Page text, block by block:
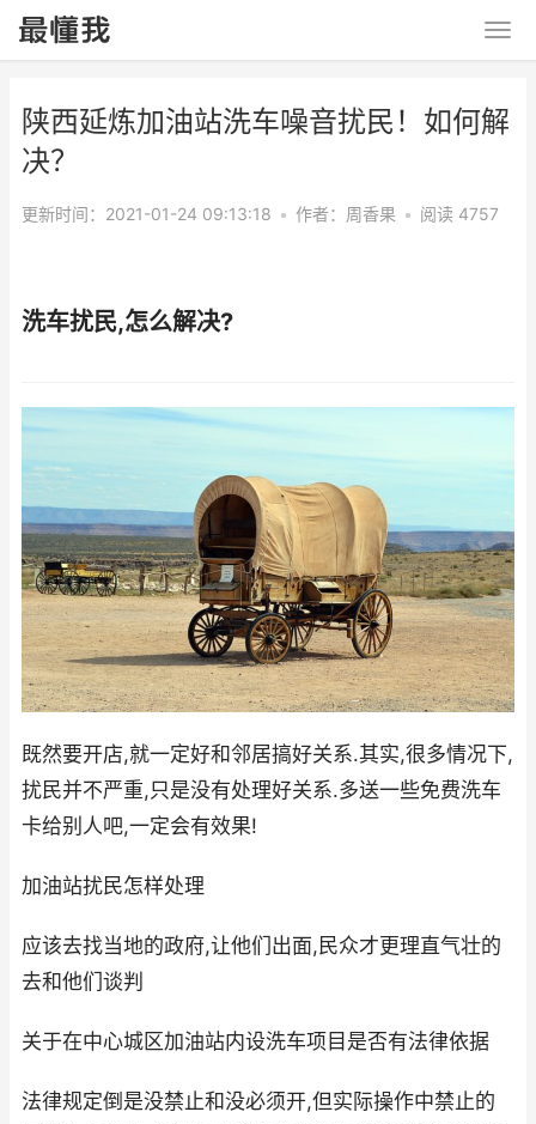
陕西延炼加油站洗车噪音扰民！如何解
决？
更新时间：2021-01-24 09:13:18 • 作者： 周香果 • 阅读 4757
洗车扰民,怎么解决?
既然要开店,就一定好和邻居搞好关系.其实,很多情况下,
扰民并不严重,只是没有处理好关系.多送一些免费洗车
卡给别人吧,一定会有效果!
加油站扰民怎样处理
应该去找当地的政府,让他们出面,民众才更理直气壮的
去和他们谈判
关于在中心城区加油站内设洗车项目是否有法律依据
法律规定倒是没禁止和没必须开,但实际操作中禁止的